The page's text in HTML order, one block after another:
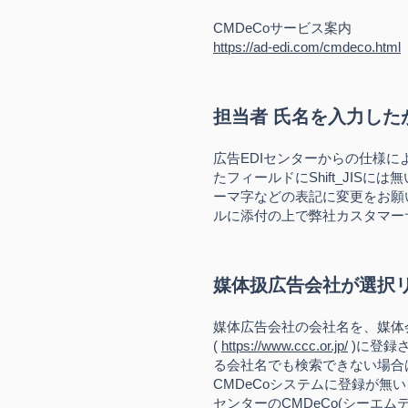
CMDeCoサービス案内
https://ad-edi.com/cmdeco.html
担当者 氏名を入力し
広告EDIセンターからの仕様に
たフィールドにShift_JISには
ーマ字などの表記に変更をお
ルに添付の上で弊社カスタマ
媒体扱広告会社が選択
媒体広告会社の会社名を、媒
( https://www.ccc.or.jp/ )に登録
る会社名でも検索できない場
CMDeCoシステムに登録が無
センターのCMDeCo(シーエム